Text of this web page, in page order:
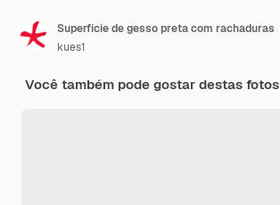
Superfície de gesso preta com rachaduras
kues1
Você também pode gostar destas fotos